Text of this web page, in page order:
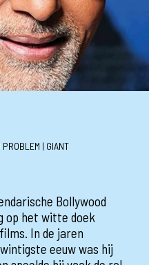
| GIANT
Bollywood
op het witte doek
In de jaren
eeuw was hij